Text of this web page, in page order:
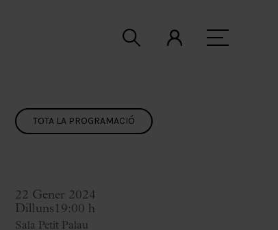
TOTA LA PROGRAMACIÓ
22 Gener 2024
Dilluns 19:00 h
Sala Petit Palau